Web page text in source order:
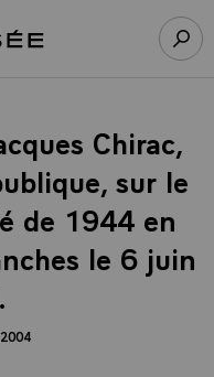
à l’accueil Élysée
Chirac,
sur le
de 1944 en
le 6 juin